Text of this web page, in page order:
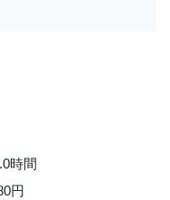
時間
円